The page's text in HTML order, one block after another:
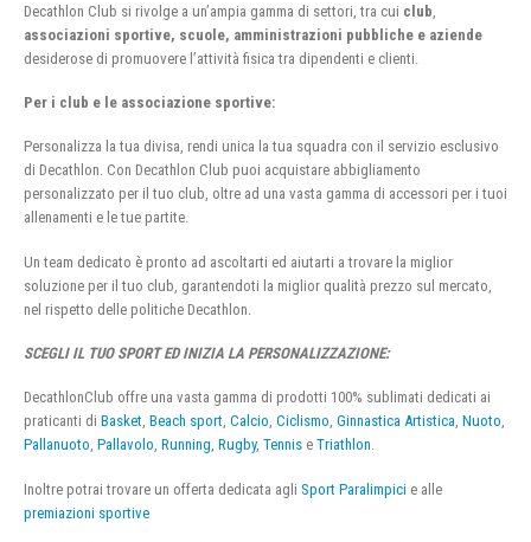
Decathlon Club si rivolge a un’ampia gamma di settori, tra cui club
associazioni sportive, scuole, amministrazioni pubbliche e aziende
desiderose di promuovere l’attività fisica tra dipendenti e clienti.
Per i club e le associazione sportive:
Personalizza la tua divisa, rendi unica la tua squadra con il servizio esclusivo
di Decathlon. Con Decathlon Club puoi acquistare abbigliamento
personalizzato per il tuo club, oltre ad una vasta gamma di accessori per i tuoi
allenamenti e le tue partite.
Un team dedicato è pronto ad ascoltarti ed aiutarti a trovare la miglior
soluzione per il tuo club, garantendoti la miglior qualità prezzo sul mercato,
nel rispetto delle politiche Decathlon.
SCEGLI IL TUO SPORT ED INIZIA LA PERSONALIZZAZIONE:
DecathlonClub offre una vasta gamma di prodotti 100% sublimati dedicati ai
praticanti di Basket, Beach sport, Calcio, Ciclismo, Ginnastica Artistica, Nuoto,
Pallanuoto, Pallavolo, Running, Rugby, Tennis e Triathlon.
Inoltre potrai trovare un offerta dedicata agli Sport Paralimpici e alle
premiazioni sportive